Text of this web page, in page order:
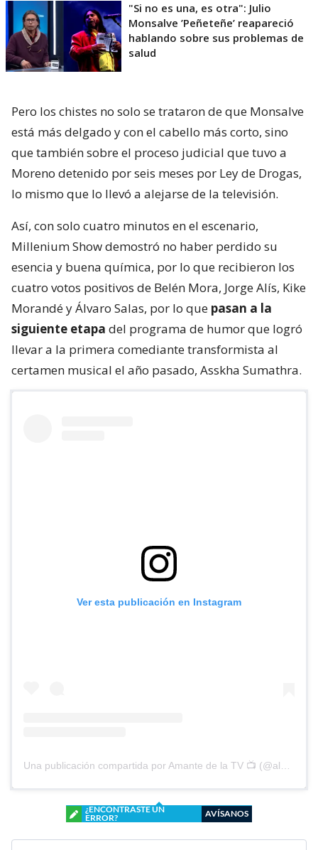
"Si no es una, es otra": Julio
Monsalve ’Peñeteñe’ reapareció
hablando sobre sus problemas de
salud
Pero los chistes no solo se trataron de que Monsalve
está más delgado y con el cabello más corto, sino
que también sobre el proceso judicial que tuvo a
Moreno detenido por seis meses por Ley de Drogas,
lo mismo que lo llevó a alejarse de la televisión.
Así, con solo cuatro minutos en el escenario,
Millenium Show demostró no haber perdido su
esencia y buena química, por lo que recibieron los
cuatro votos positivos de Belén Mora, Jorge Alís, Kike
Morandé y Álvaro Salas, por lo que pasan a la
siguiente etapa del programa de humor que logró
llevar a la primera comediante transformista al
certamen musical el año pasado, Asskha Sumathra.
Ver esta publicación en Instagram
Una publicación compartida por Amante de la TV 📺 (@alguien_te_observa)
¿ENCONTRASTE UN
ERROR?
AVÍSANOS